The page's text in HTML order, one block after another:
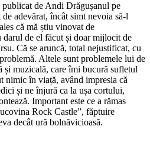
de Andi Drăgușanul pe
adevărat, încât simt nevoia să-l
că mă știu vinovat de
darul de el făcut și doar mijlocit de
Că se aruncă, total nejustificat, cu
Altele sunt problemele lui de
și muzicală, care îmi bucură sufletul
nimic în viață, având impresia că
și ne înjură ca la ușa cortului,
Important este ce a rămas
Rock Castle”, făptuire
decât ură bolnăvicioasă.